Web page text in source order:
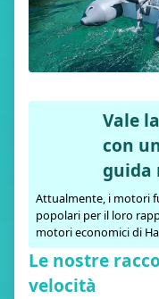
Vale
con
guida
Attualmente, i motori
popolari per il loro
motori economici di
Le nostre
velocità